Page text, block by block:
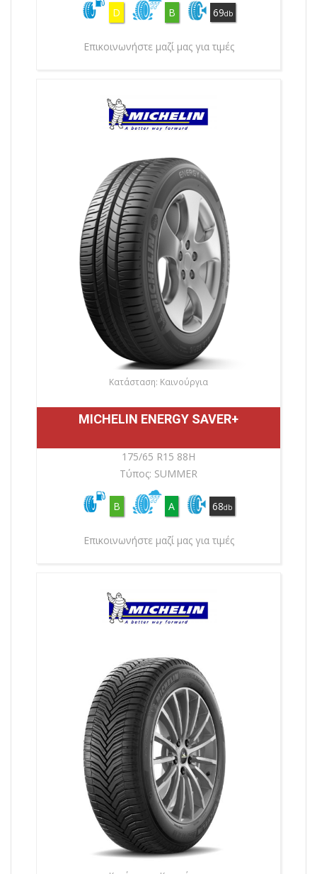
D B 69db
Επικοινωνήστε μαζί μας για τιμές
Κατάσταση: Καινούργια
MICHELIN ENERGY SAVER+
175/65 R15 88H
Τύπος: SUMMER
B A 68db
Επικοινωνήστε μαζί μας για τιμές